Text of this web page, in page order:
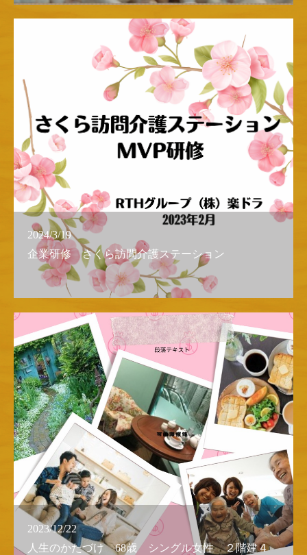
2024/3/19
企業研修 さくら訪問介護ステーション
2023/12/22
人生のかたづけ 68歳 シングル女性 ２階建４